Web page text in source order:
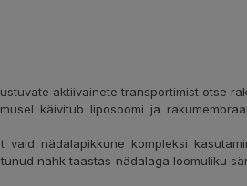
aktiivainete transportimist otse
käivitub liposoomi ja
nädalapikkune kompleksi
nahk taastas nädalaga loomuliku